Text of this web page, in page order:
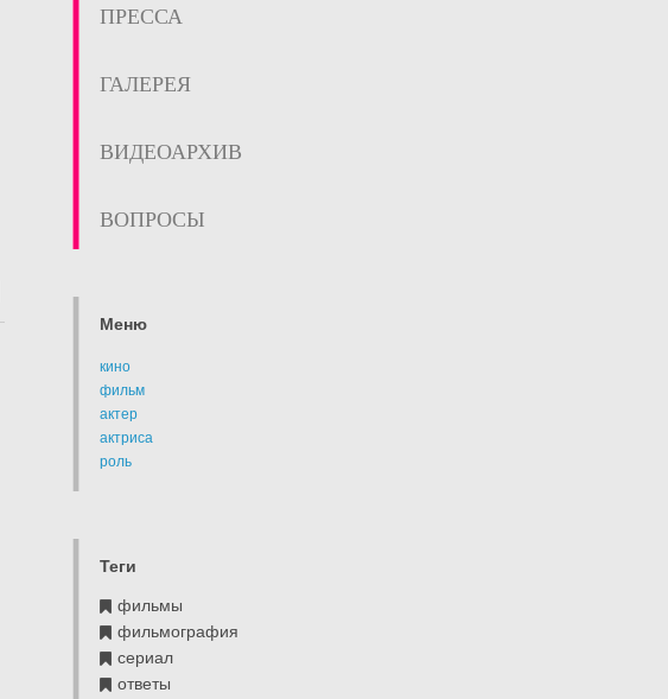
ПРЕССА
ГАЛЕРЕЯ
ВИДЕОАРХИВ
ВОПРОСЫ
Меню
кино
фильм
актер
актриса
роль
Теги
фильмы
фильмография
сериал
ответы